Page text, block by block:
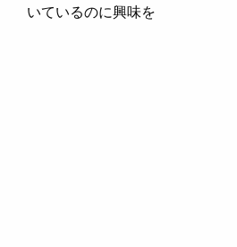
いているのに興味を